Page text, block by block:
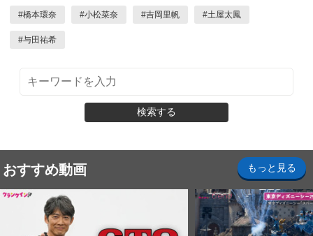
#橋本環奈 #小松菜奈 #吉岡里帆 #土屋太鳳
#与田祐希
検索する
おすすめ動画 もっと見る